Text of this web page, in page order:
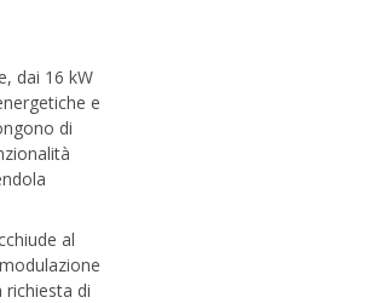
dai 16 kW
e
di
al
richiesta di